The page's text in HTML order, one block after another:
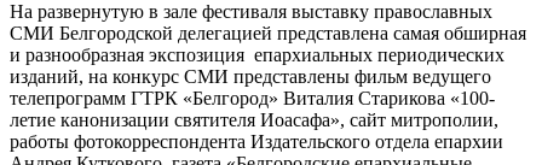
На развернутую в зале фестиваля выставку православных
СМИ Белгородской делегацией представлена самая обширная
и разнообразная экспозиция епархиальных периодических
изданий, на конкурс СМИ представлены фильм ведущего
телепрограмм ГТРК «Белгород» Виталия Старикова «100-
летие канонизации святителя Иоасафа», сайт митрополии,
работы фотокорреспондента Издательского отдела епархии